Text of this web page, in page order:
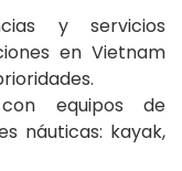
y servicios
en Vietnam
equipos de
náuticas: kayak,